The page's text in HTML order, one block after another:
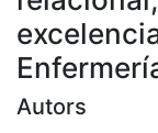
Autors